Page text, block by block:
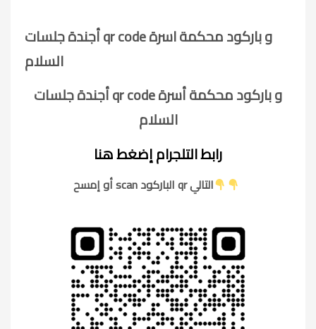
أجندة جلسات qr code و باركود محكمة اسرة
السلام
أجندة جلسات qr code و باركود محكمة أسرة
السلام
رابط التلجرام إضغط هنا
أو إمسح scan الباركود qr التالي